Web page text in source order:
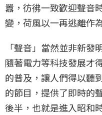
囂，彷彿一致歡迎聲音
變，荷風以一再逃離作
「聲音」當然並非新
隨著電力等科技發展才
的普及，讓人們得以聽
的節目，提供了即時的
後半，也就是進入昭和